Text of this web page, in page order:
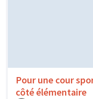
Pour une cour
côté élémentaire